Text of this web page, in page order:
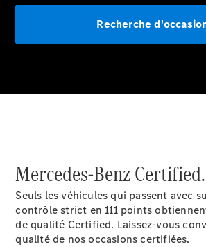
Offre
digitale
Assistance
pneus
Maintenance,
réparation et
garantie
Recherche
Mercedes-Benz Certified.
Seuls les véhicules qui passent avec
contrôle strict en 111 points
de qualité Certified. Laissez-vous
qualité de nos occasions certifiées.